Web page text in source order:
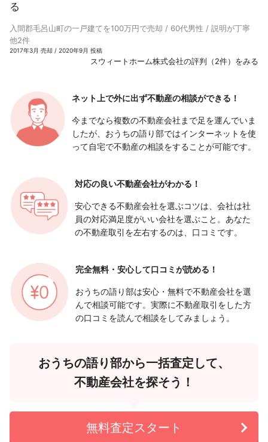
る
入間郡毛呂山町の一戸建てを100万円で売却 / 60代男性 / 説明が丁寧
他2件
2017年3月 売却 / 2020年9月 投稿
スウィートホーム株式会社の評判（2件）をみる
ネット上で外に出ず不動産の相談ができる！
今までなら複数の不動産会社まで足を運んでいま
したが、おうちの語り部ではインターネットを使
って自宅で不動産の相談をすることが可能です。
対応の良い不動産会社がわかる！
安心できる不動産会社を選ぶコツは、会社は社
員の対応満足度がいい会社を選ぶこと。あなた
の不動産取引を左右するのは、口コミです。
完全無料・安心して口コミが読める！
おうちの語り部は安心・無料で不動産会社を選
んで相談可能です。実際に不動産取引をした方
の口コミを読んで相談をしてみましょう。
おうちの語り部から一括査定して、
不動産会社を探そう！
無料査定スタート